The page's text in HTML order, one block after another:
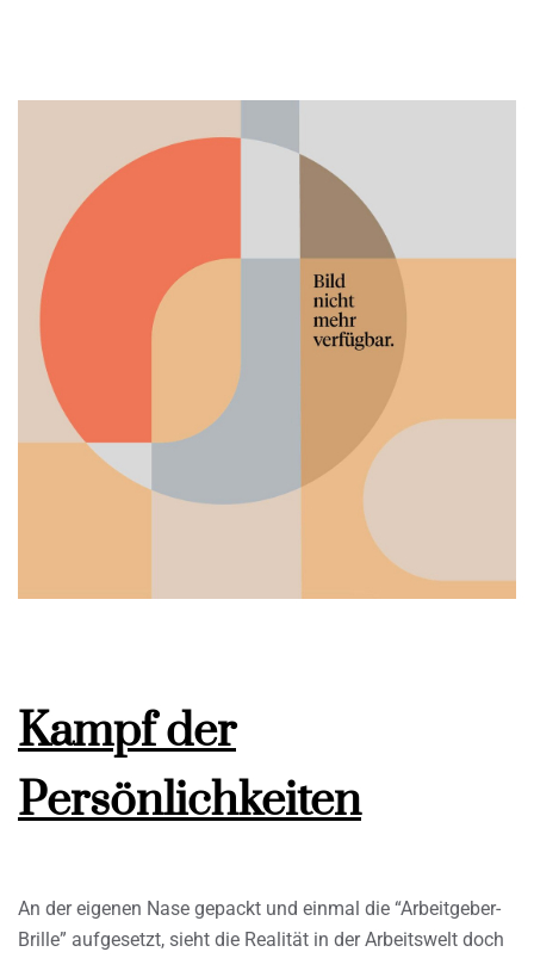
Kampf der
Persönlichkeiten
An der eigenen Nase gepackt und einmal die “Arbeitgeber-
Brille” aufgesetzt, sieht die Realität in der Arbeitswelt doch